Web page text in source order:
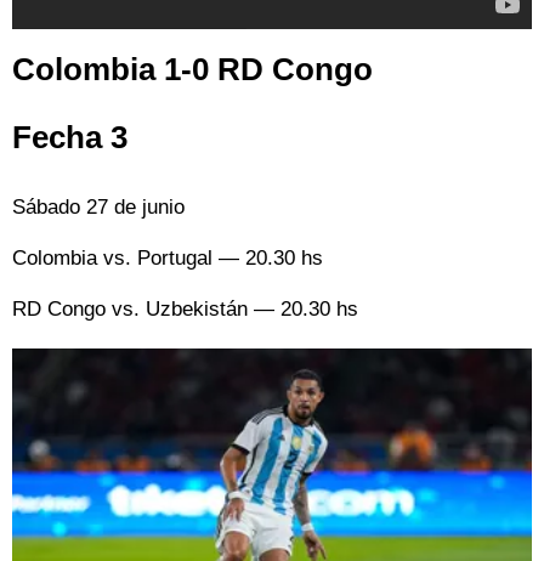
Colombia 1-0 RD Congo
Fecha 3
Sábado 27 de junio
Colombia vs. Portugal — 20.30 hs
RD Congo vs. Uzbekistán — 20.30 hs